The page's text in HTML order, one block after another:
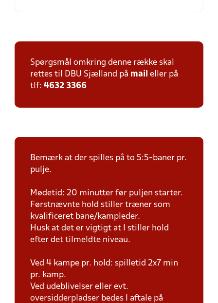
Spørgsmål omkring denne række skal
rettes til DBU Sjælland på mail eller på
tlf: 4632 3366
Bemærk at der spilles på to 5:5-baner pr.
pulje.
Mødetid: 20 minutter før puljen starter.
Førstnævnte hold stiller træner som
kvalificeret bane/kampleder.
Husk at det er vigtigt at I stiller hold
efter det tilmeldte niveau.
Ved 4 kampe pr. hold: spilletid 2x7 min
pr. kamp.
Ved udeblivelser eller evt.
oversidderpladser bedes I aftale på